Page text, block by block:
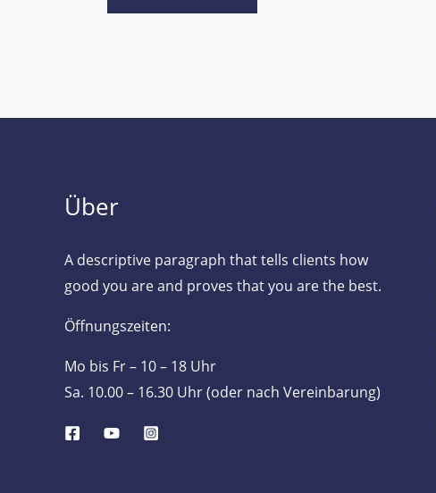
Über
A descriptive paragraph that tells clients how
good you are and proves that you are the best.
Öffnungszeiten:
Mo bis Fr – 10 – 18 Uhr
Sa. 10.00 – 16.30 Uhr (oder nach Vereinbarung)